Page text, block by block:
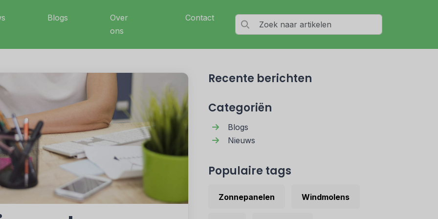
Blogs
Over
ons
Contact
Recente berichten
Categoriën
Blogs
Nieuws
Populaire tags
Zonnepanelen Windmolens